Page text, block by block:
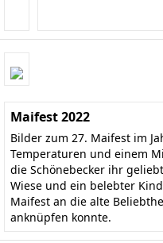
Maifest 2022
Bilder zum 27. Maifest im
Temperaturen und einem
die Schönebecker ihr
Wiese und ein belebter
Maifest an die alte
anknüpfen konnte.